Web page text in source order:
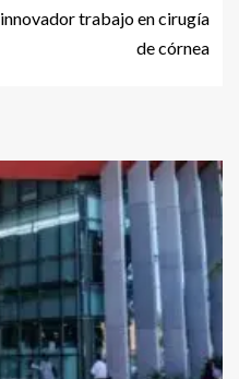
innovador trabajo en cirugía
de córnea